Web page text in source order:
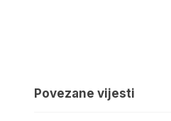
Povezane vijesti